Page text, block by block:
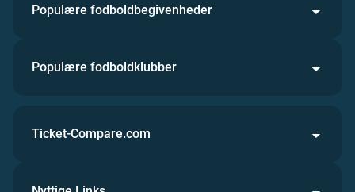
Populære fodboldbegivenheder
Populære fodboldklubber
Ticket-Compare.com